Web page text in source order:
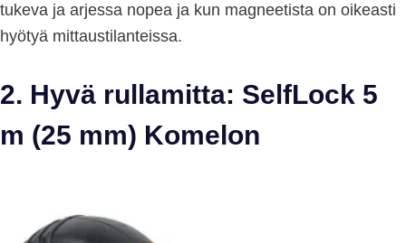
tukeva ja arjessa nopea ja kun magneetista on oikeasti
hyötyä mittaustilanteissa.
2. Hyvä rullamitta: SelfLock 5
m (25 mm) Komelon